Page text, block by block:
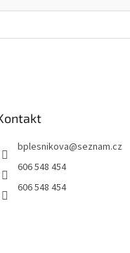
bplesnikova@seznam.cz
606 548 454
606 548 454